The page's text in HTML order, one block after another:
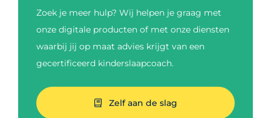
Zoek je meer hulp? Wij helpen je graag met
onze digitale producten of met onze diensten
waarbij jij op maat advies krijgt van een
gecertificeerd kinderslaapcoach.
Zelf aan de slag